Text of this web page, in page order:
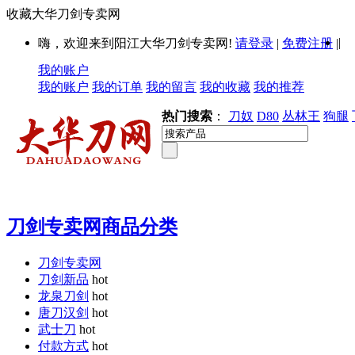
收藏大华刀剑专卖网
嗨，欢迎来到阳江大华刀剑专卖网! 请登录 | 免费注册 ||
我的账户
我的账户 我的订单 我的留言 我的收藏 我的推荐
热门搜索 ： 刀奴 D80 丛林王 狗腿
刀剑专卖网商品分类
刀剑专卖网
刀剑新品 hot
龙泉刀剑 hot
唐刀汉剑 hot
武士刀 hot
付款方式 hot